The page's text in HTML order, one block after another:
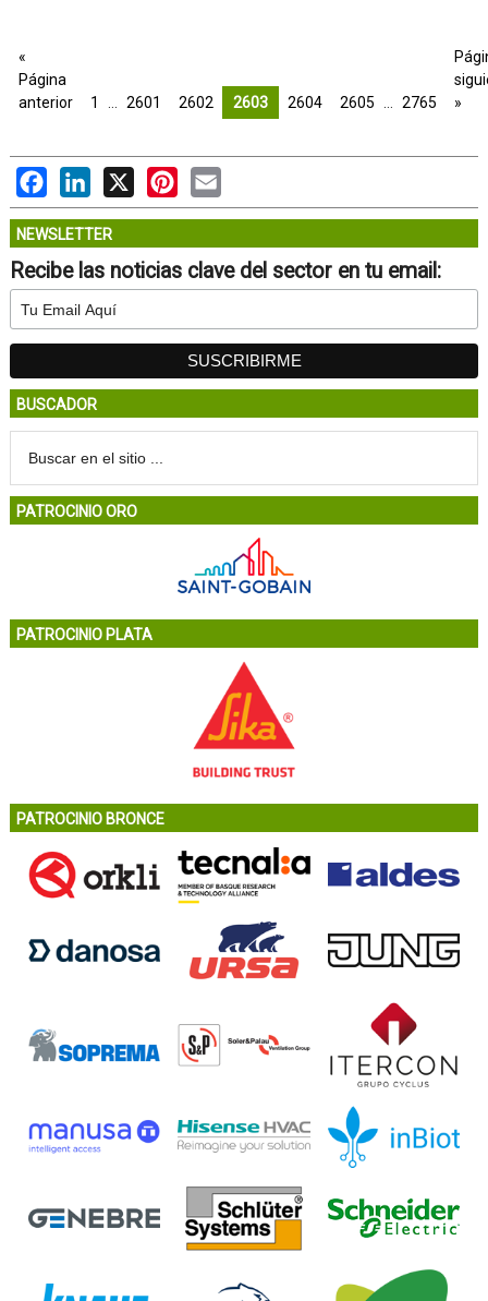
«
Página
anterior
1 2601 2602 2603 2604 2605 2765
»
FacebookLinkedIn
X PinterestEmail
NEWSLETTER
Recibe las noticias clave del sector en tu email:
BUSCADOR
PATROCINIO ORO
PATROCINIO PLATA
PATROCINIO BRONCE